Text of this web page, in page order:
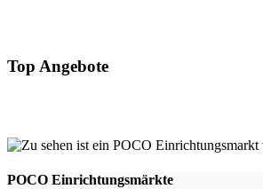
Top Angebote
POCO Einrichtungsmärkte